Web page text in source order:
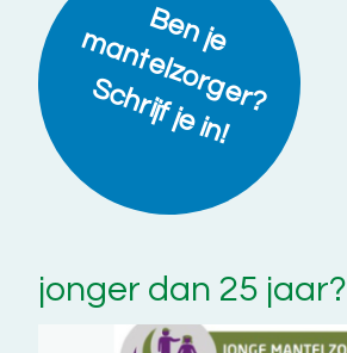
B
e
n
je m
a
n
t
e
lz
o
r
g
e
r
?
S
c
h
r
ijf
je
in
!
jonger dan 25 jaar?